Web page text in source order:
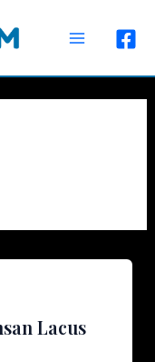
Main
Menu
Lacus